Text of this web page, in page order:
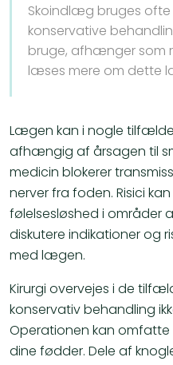
Skoindlæg bruges
konservative
bruge, afhænger som
læses mere om dette
Lægen kan i nogle
afhængig af årsagen til
medicin blokerer
nerver fra foden. Risici
følelsesløshed i områder
diskutere indikationer og
med lægen.
Kirurgi overvejes i de
konservativ behandling
Operationen kan
dine fødder. Dele af